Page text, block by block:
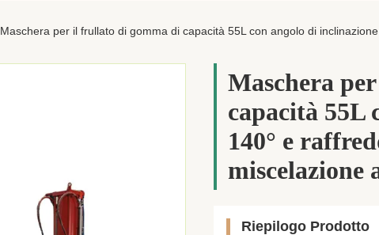
Maschera per il frullato di gomma di capacità 55L con angolo di inclinazione di
Maschera
capacità 55L
140° e
miscelazione
Riepilogo Prodotto